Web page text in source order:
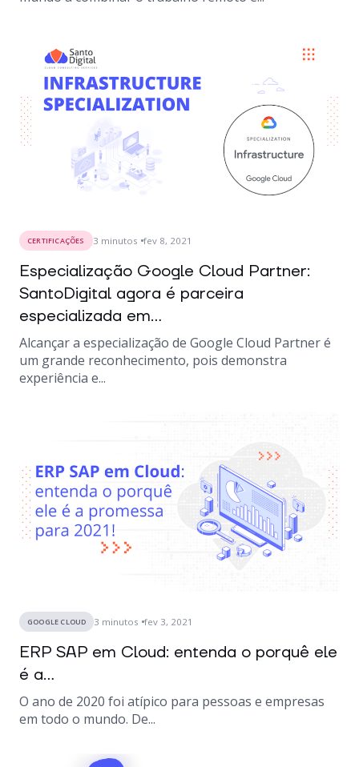
CERTIFICAÇÕES 3 minutos fev 8, 2021
Especialização Google Cloud Partner:
SantoDigital agora é parceira
especializada em...
Alcançar a especialização de Google Cloud Partner é
um grande reconhecimento, pois demonstra
experiência e...
GOOGLE CLOUD 3 minutos fev 3, 2021
ERP SAP em Cloud: entenda o porquê ele
é a...
O ano de 2020 foi atípico para pessoas e empresas
em todo o mundo. De...